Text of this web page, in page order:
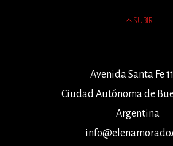
SUBIR
Avenida Santa Fe
Ciudad Autónoma de
Argentina